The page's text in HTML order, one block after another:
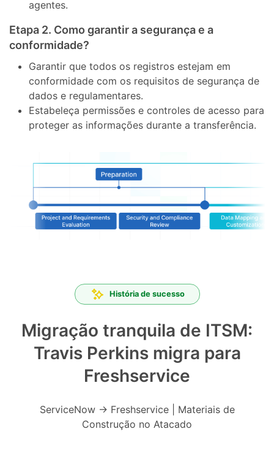
agentes.
Etapa 2. Como garantir a segurança e a
conformidade?
Garantir que todos os registros estejam em
conformidade com os requisitos de segurança de
dados e regulamentares.
Estabeleça permissões e controles de acesso para
proteger as informações durante a transferência.
História de sucesso
Migração tranquila de ITSM:
Travis Perkins migra para
Freshservice
ServiceNow → Freshservice | Materiais de
Construção no Atacado